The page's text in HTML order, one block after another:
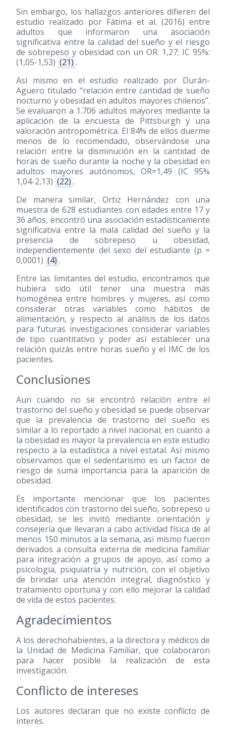
Sin embargo, los hallazgos anteriores difieren del
estudio realizado por Fátima et al. (2016) entre
adultos que informaron una asociación
significativa entre la calidad del sueño y el riesgo
de sobrepeso y obesidad con un OR: 1,27; IC 95%:
(1,05-1,53) (21) .
Así mismo en el estudio realizado por Durán-
Agüero titulado “relación entre cantidad de sueño
nocturno y obesidad en adultos mayores chilenos”.
Se evaluaron a 1.706 adultos mayores mediante la
aplicación de la encuesta de Pittsburgh y una
valoración antropométrica. El 84% de ellos duerme
menos de lo recomendado, observándose una
relación entre la disminución en la cantidad de
horas de sueño durante la noche y la obesidad en
adultos mayores autónomos, OR=1,49 (IC 95%
1,04-2,13) (22) .
De manera similar, Ortiz Hernández con una
muestra de 628 estudiantes con edades entre 17 y
36 años, encontró una asociación estadísticamente
significativa entre la mala calidad del sueño y la
presencia de sobrepeso u obesidad,
independientemente del sexo del estudiante (p =
0,0001) (4) .
Entre las limitantes del estudio, encontramos que
hubiera sido útil tener una muestra más
homogénea entre hombres y mujeres, así como
considerar otras variables como hábitos de
alimentación, y respecto al análisis de los datos
para futuras investigaciones considerar variables
de tipo cuantitativo y poder así establecer una
relación quizás entre horas sueño y el IMC de los
pacientes.
Conclusiones
Aun cuando no se encontró relación entre el
trastorno del sueño y obesidad se puede observar
que la prevalencia de trastorno del sueño es
similar a lo reportado a nivel nacional; en cuanto a
la obesidad es mayor la prevalencia en este estudio
respecto a la estadística a nivel estatal. Así mismo
observamos que el sedentarismo es un factor de
riesgo de suma importancia para la aparición de
obesidad.
Es importante mencionar que los pacientes
identificados con trastorno del sueño, sobrepeso u
obesidad, se les invitó mediante orientación y
consejería que llevaran a cabo actividad física de al
menos 150 minutos a la semana, así mismo fueron
derivados a consulta externa de medicina familiar
para integración a grupos de apoyo, así como a
psicología, psiquiatría y nutrición, con el objetivo
de brindar una atención integral, diagnóstico y
tratamiento oportuna y con ello mejorar la calidad
de vida de estos pacientes.
Agradecimientos
A los derechohabientes, a la directora y médicos de
la Unidad de Medicina Familiar, que colaboraron
para hacer posible la realización de esta
investigación.
Conflicto de intereses
Los autores declaran que no existe conflicto de
interés.